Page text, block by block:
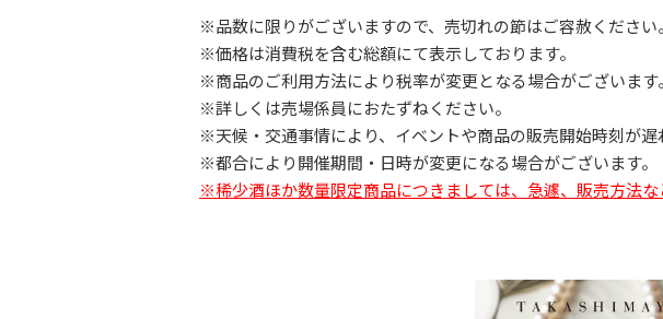
※品数に限りがございますので、売切れの節はご容赦ください。
※価格は消費税を含む総額にて表示しております。
※商品のご利用方法により税率が変更となる場合がございます。
※詳しくは売場係員におたずねください。
※天候・交通事情により、イベントや商品の販売開始時刻が遅
※都合により開催期間・日時が変更になる場合がございます。
※稀少酒ほか数量限定商品につきましては、急遽、販売方法な